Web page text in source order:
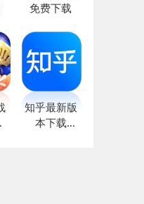
免费下载
知乎最新版
本下载